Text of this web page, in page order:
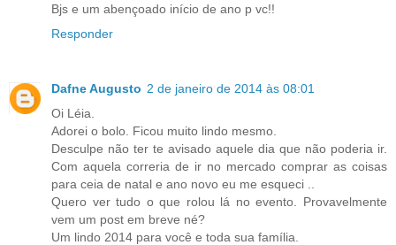
Bjs e um abençoado início de ano p vc!!
Responder
Dafne Augusto 2 de janeiro de 2014 às 08:01
Oi Léia.
Adorei o bolo. Ficou muito lindo mesmo.
Desculpe não ter te avisado aquele dia que não poderia ir.
Com aquela correria de ir no mercado comprar as coisas
para ceia de natal e ano novo eu me esqueci ..
Quero ver tudo o que rolou lá no evento. Provavelmente
vem um post em breve né?
Um lindo 2014 para você e toda sua família.